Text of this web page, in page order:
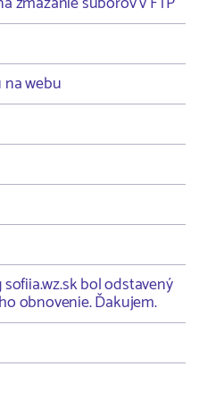
webu
bol odstavený
obnovenie. Ďakujem.